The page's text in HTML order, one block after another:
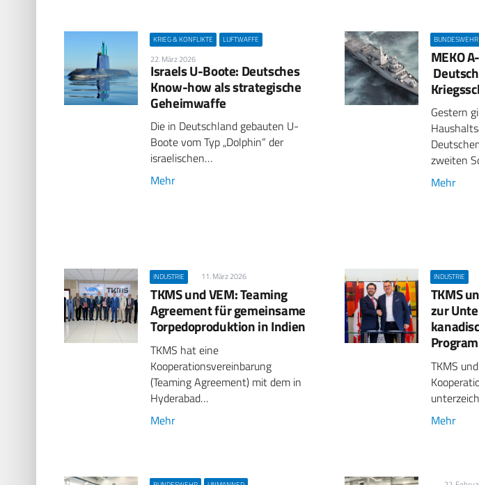
KRIEG & KONFLIKTE LUFTWAFFE
22. März 2026
Israels U-Boote: Deutsches
Know-how als strategische
Geheimwaffe
Die in Deutschland gebauten U-
Boote vom Typ „Dolphin“ der
israelischen…
Mehr
BUNDESWEHR
MEKO
Gestern
zweiten
Mehr
INDUSTRIE 11. März 2026
TKMS und VEM: Teaming
Agreement für gemeinsame
Torpedoproduktion in Indien
TKMS hat eine
Kooperationsvereinbarung
(Teaming Agreement) mit dem in
Hyderabad…
Mehr
INDUSTRIE
TKMS
zur
TKMS
Mehr